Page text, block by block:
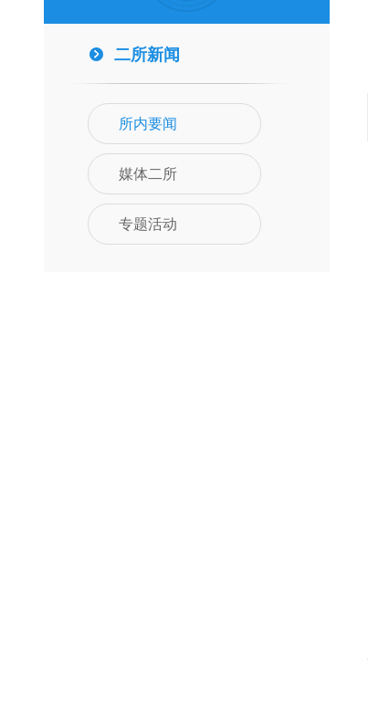
二所新闻
所内要闻
媒体二所
专题活动